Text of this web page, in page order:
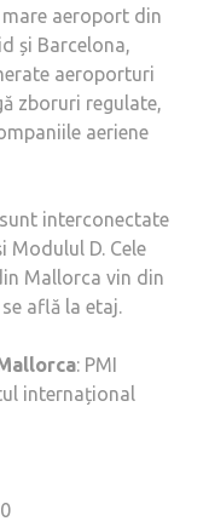
mare aeroport din
și Barcelona,
aeroporturi
zboruri regulate,
aeriene
interconectate
Modulul D. Cele
Mallorca vin din
află la etaj.
: PMI
internațional